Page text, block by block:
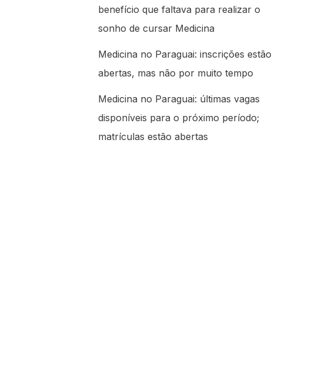
benefício que faltava para realizar o
sonho de cursar Medicina
Medicina no Paraguai: inscrições estão
abertas, mas não por muito tempo
Medicina no Paraguai: últimas vagas
disponíveis para o próximo período;
matrículas estão abertas